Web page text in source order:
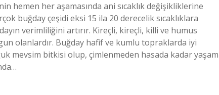
hemen her aşamasında ani sıcaklık değişikliklerine
buğday çeşidi eksi 15 ila 20 derecelik sıcaklıklara
verimliliğini artırır. Kireçli, kireçli, killi ve humus
olanlardır. Buğday hafif ve kumlu topraklarda iyi
mevsim bitkisi olup, çimlenmeden hasada kadar yaşam